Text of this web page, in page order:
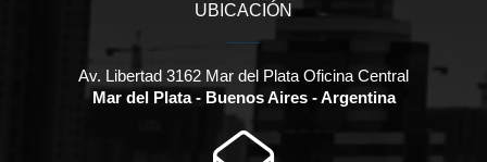
UBICACIÓN
Av. Libertad 3162 Mar del Plata Oficina Central
Mar del Plata - Buenos Aires - Argentina